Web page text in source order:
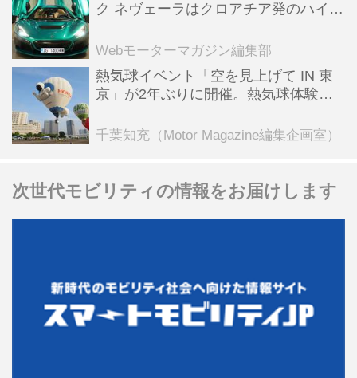
ク ネヴェーラはクロアチア発のハイパ
全版／115】
Webモーターマガジン編集部
熱気球イベント「空を見上げて IN 東
京」が2年ぶりに開催。熱気球体験搭
ンテンツも
千葉知充（Motor Magazine編集企画室）
次世代モビリティの情報をお届けします